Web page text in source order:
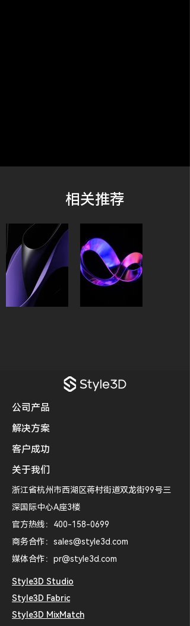
​相关推荐
公司产品
解决方案
客户成功
关于我们
浙江省杭州市西湖区蒋村街道双龙街99号三
深国际中心A座3楼
官方热线：400-158-0699
​商务合作： sales@style3d.com
​媒体合作： pr@style3d.com
Style3D Studio
Style3D Fabric
​​Style3D MixMatch